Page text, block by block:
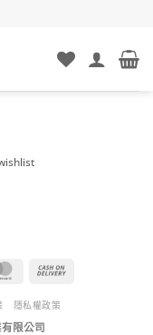
MasterCard
隱私權政策
限公司